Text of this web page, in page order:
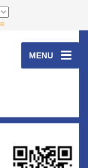
MENU